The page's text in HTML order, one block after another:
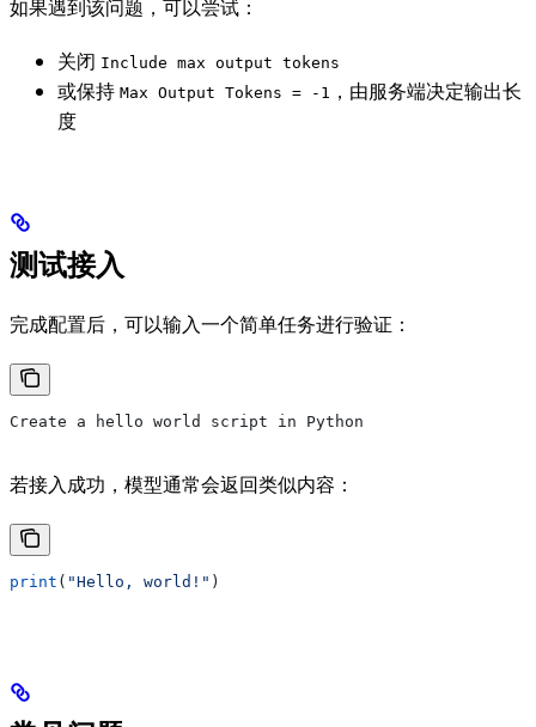
如果遇到该问题，可以尝试：
关闭 Include max output tokens
或保持 Max Output Tokens = -1 ，由服务端决定输出长
度
测试接入
完成配置后，可以输入一个简单任务进行验证：
Create a hello world script in Python
若接入成功，模型通常会返回类似内容：
print ( "Hello, world!" )